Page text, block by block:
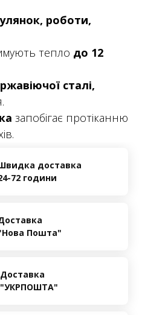
роботи,
тепло до 12
сталі,
запобігає протіканню
доставка
72 години
Пошта"
Доставка
"УКРПОШТА"